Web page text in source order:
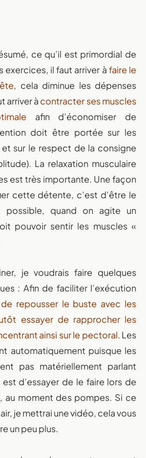
ce qu’il est primordial de
exercices, il faut arriver à faire le
, cela diminue les dépenses
arriver à contracter ses muscles
afin d’économiser de
doit être portée sur les
sur le respect de la consigne
La relaxation musculaire
est très importante. Une façon
cette détente, c’est d’être le
quand on agite un
pouvoir sentir les muscles «
je voudrais faire quelques
: Afin de faciliter l’exécution
repousser le buste avec les
essayer de rapprocher les
ainsi sur le pectoral. Les
automatiquement puisque les
pas matériellement parlant
est d’essayer de le faire lors de
au moment des pompes. Si ce
je mettrai une vidéo, cela vous
un peu plus.